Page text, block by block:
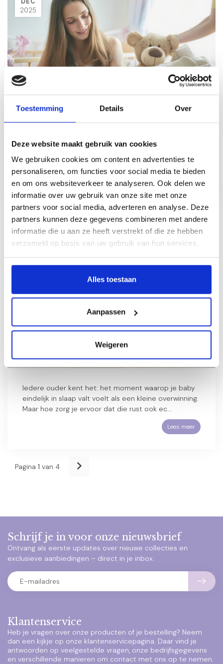
Toestemming Details Over
Deze website maakt gebruik van cookies
We gebruiken cookies om content en advertenties te
personaliseren, om functies voor social media te bieden
en om ons websiteverkeer te analyseren. Ook delen we
informatie over uw gebruik van onze site met onze
partners voor social media, adverteren en analyse. Deze
partners kunnen deze gegevens combineren met andere
informatie die u aan ze heeft verstrekt of die ze hebben
verzameld op basis van uw gebruik van hun services.
Alles toestaan
Aanpassen
Weigeren
2025
Waar komt het 10-daagse
kraamcadeau pakket vandaan? En
waarom tien dagen?
De geboorte van een baby is een moment vol liefde,
ouders breekt een bijzondere tijd aan, vol eerste k...
Lees meer
12
JUN
2025
Zo creëer je een rustgevend
slaapritueel voor je baby (met een
beetje hulp van Moonie)
Iedere ouder kent het: het moment waarop je baby
eindelijk in slaap valt voelt als een kleine overwinning.
Maar hoe zorg je ervoor dat die rust ook ec...
Lees meer
Pagina 1 van 4
Klantenservice
Heb je vragen over onze producten of je bestelling? Neem
dan een kijkje op onze klantenservicepagina. Daar vind je
antwoorden op veelgestelde vragen, onze bedrijfsgegevens
en verschillende manieren om contact met ons op te nemen.
Schrijf je in voor onze nieuwsbrief
Ontvang als eerste updates over nieuwe collecties en
exclusieve aanbiedingen – direct in je inbox.